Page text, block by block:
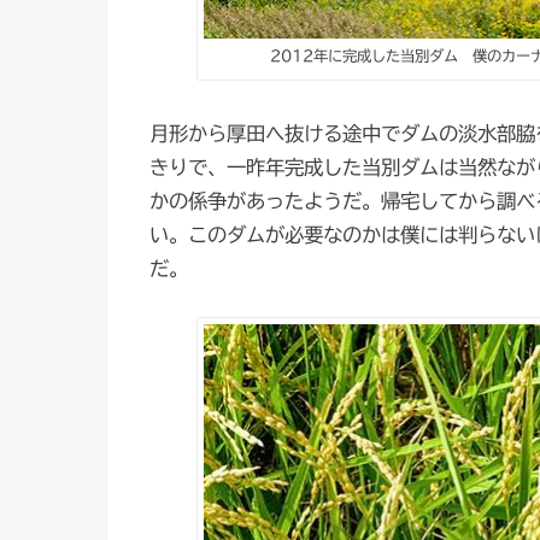
2012年に完成した当別ダム 僕のカー
月形から厚田へ抜ける途中でダムの淡水部
きりで、一昨年完成した当別ダムは当然な
かの係争があったようだ。帰宅してから調
い。このダムが必要なのかは僕には判らな
だ。